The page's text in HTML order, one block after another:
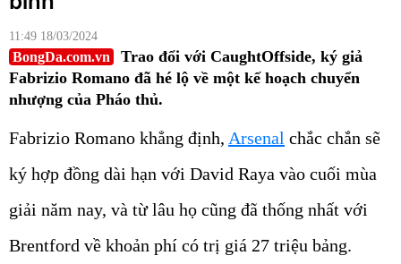
11:49 18/03/2024
BongDa.com.vn
Trao đổi với CaughtOffside, ký giả
Fabrizio Romano đã hé lộ về một kế hoạch chuyển
nhượng của Pháo thủ.
Fabrizio Romano khẳng định, Arsenal chắc chắn sẽ
ký hợp đồng dài hạn với David Raya vào cuối mùa
giải năm nay, và từ lâu họ cũng đã thống nhất với
Brentford về khoản phí có trị giá 27 triệu bảng.